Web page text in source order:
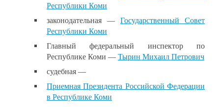
Республики Коми
законодательная — Государственный Совет
Республики Коми
Главный федеральный инспектор по
Республике Коми — Тырин Михаил Петрович
судебная —
Приемная Президента Российской Федерации
в Республике Коми